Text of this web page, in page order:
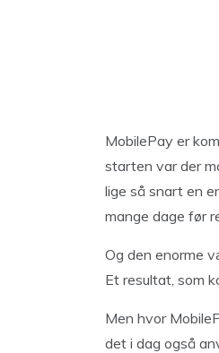
MobilePay er
starten var der
lige så snart en
mange dage før
Og den enorme
Et resultat, som
Men hvor
det i dag også